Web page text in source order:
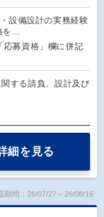
設備設計の実務経験
を…
募資格」欄に併記
する請負、設計及び
細を見る
期間：26/07/27～26/08/16